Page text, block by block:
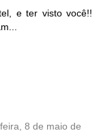
e ter visto você!!
8 de maio de